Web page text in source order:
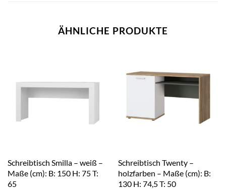
ÄHNLICHE PRODUKTE
Schreibtisch Smilla – weiß –
Maße (cm): B: 150 H: 75 T:
65
Schreibtisch Twenty –
holzfarben – Maße (cm): B:
130 H: 74,5 T: 50